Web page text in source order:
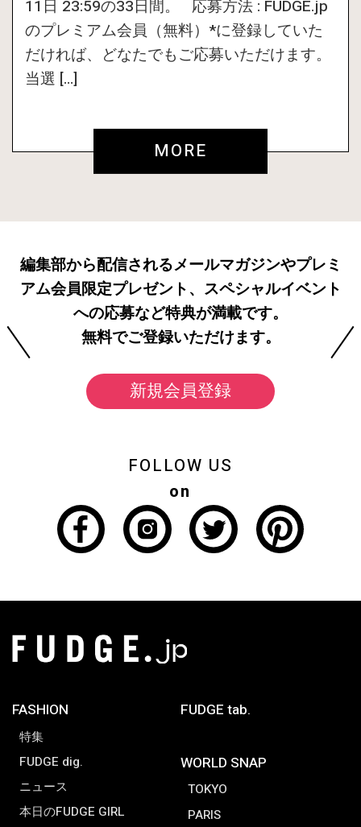
11日 23:59の33日間。 応募方法 : FUDGE.jp
のプレミアム会員（無料）*に登録していた
だければ、どなたでもご応募いただけます。
当選 […]
MORE
編集部から配信されるメールマガジンやプレミ
アム会員限定プレゼント、スペシャルイベント
への応募など特典が満載です。
無料でご登録いただけます。
新規会員登録
FOLLOW US
on
FASHION
特集
FUDGE dig.
ニュース
本日のFUDGE GIRL
FUDGE tab.
WORLD SNAP
TOKYO
PARIS